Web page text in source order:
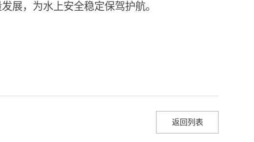
展，为水上安全稳定保驾护航。
返回列表